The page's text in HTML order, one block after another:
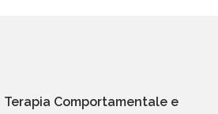
Comportamentale e